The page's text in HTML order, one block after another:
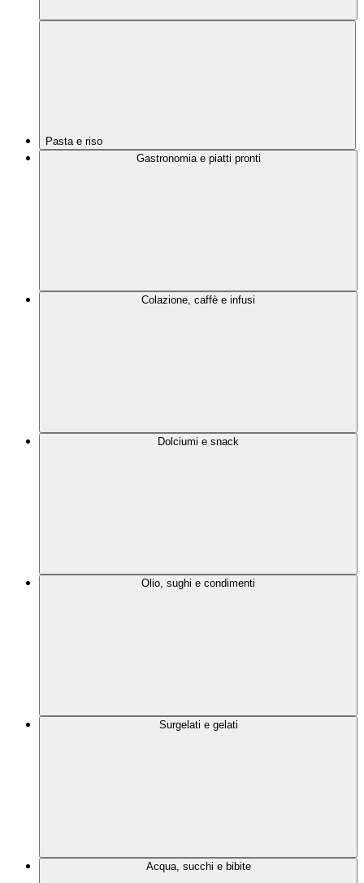
Pasta e riso
Gastronomia e piatti pronti
Colazione, caffè e infusi
Dolciumi e snack
Olio, sughi e condimenti
Surgelati e gelati
Acqua, succhi e bibite